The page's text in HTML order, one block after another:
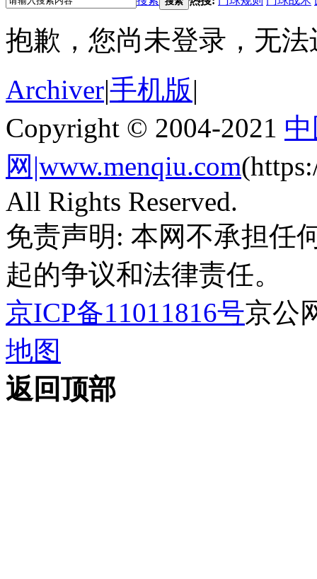
抱歉，您尚未登录，无
Archiver|手机版|
Copyright © 2004-2021
网|www.menqiu.com
All Rights Reserved.
免责声明: 本网不承担任
起的争议和法律责任。
京ICP备11011816号京公
地图
返回顶部